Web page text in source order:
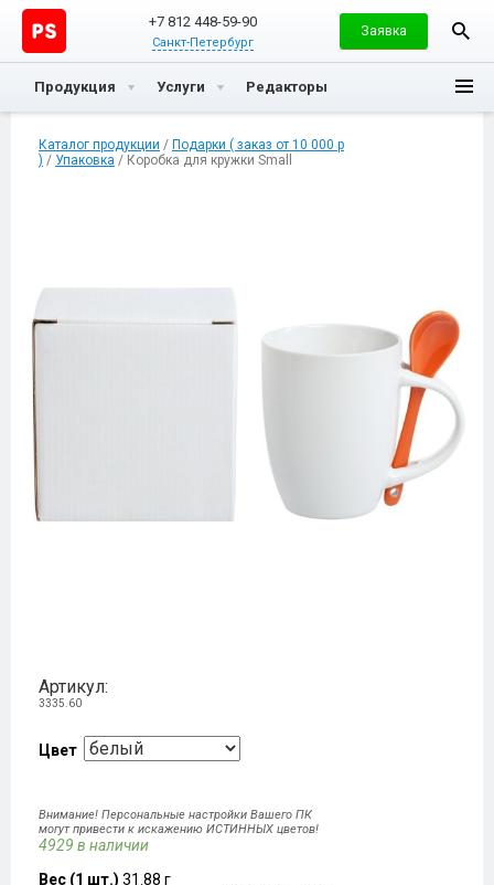
+7 812 448-59-90
Санкт-Петербург
Заявка
Продукция Услуги Редакторы
Каталог продукции / Подарки ( заказ от 10 000 р
) / Упаковка / Коробка для кружки Small
Артикул:
3335.60
Цвет
Внимание! Персональные настройки Вашего ПК
могут привести к искажению ИСТИННЫХ цветов!
4929 в наличии
Вес (1 шт.) 31.88 г